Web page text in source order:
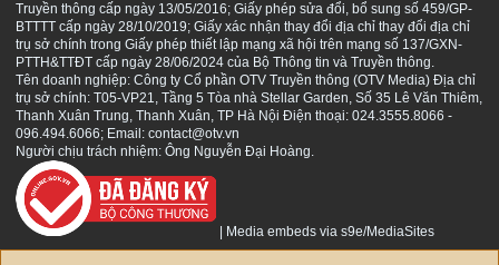
Truyền thông cấp ngày 13/05/2016; Giấy phép sửa đổi, bổ sung số 459/GP-
BTTTT cấp ngày 28/10/2019; Giấy xác nhận thay đổi địa chỉ thay đổi địa chỉ
trụ sở chính trong Giấy phép thiết lập mạng xã hội trên mạng số 137/GXN-
PTTH&TTĐT cấp ngày 28/06/2024 của Bộ Thông tin và Truyền thông.
Tên doanh nghiệp: Công ty Cổ phần OTV Truyền thông (OTV Media) Địa chỉ
trụ sở chính: T05-VP21, Tầng 5 Tòa nhà Stellar Garden, Số 35 Lê Văn Thiêm,
Thanh Xuân Trung, Thanh Xuân, TP Hà Nội Điện thoại: 024.3555.8066 -
096.494.6066; Email: contact@otv.vn
Người chịu trách nhiệm: Ông Nguyễn Đại Hoàng.
Media embeds via s9e/MediaSites